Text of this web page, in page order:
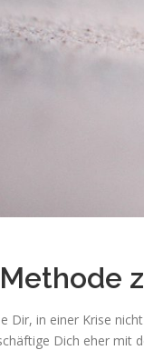
Dir, in einer Krise
Dich eher mit